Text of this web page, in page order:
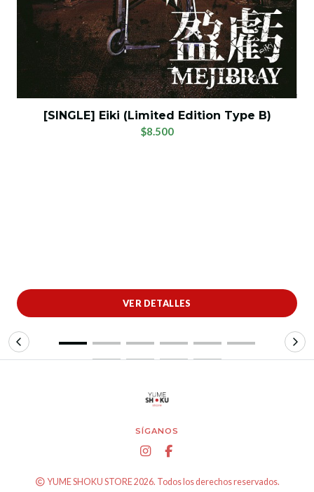
[SINGLE] Eiki (Limited Edition Type B)
$8.500
VER DETALLES
SÍGANOS
YUME SHOKU STORE 2026. Todos los derechos reservados.